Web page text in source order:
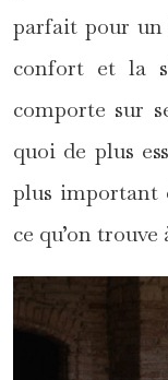
parfait pour un
confort et la
comporte sur
quoi de plus
plus important
ce qu’on